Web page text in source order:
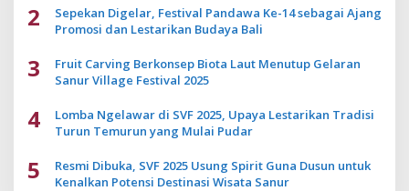
2
Sepekan Digelar, Festival Pandawa Ke-14 sebagai Ajang
Promosi dan Lestarikan Budaya Bali
3
Fruit Carving Berkonsep Biota Laut Menutup Gelaran
Sanur Village Festival 2025
4
Lomba Ngelawar di SVF 2025, Upaya Lestarikan Tradisi
Turun Temurun yang Mulai Pudar
5
Resmi Dibuka, SVF 2025 Usung Spirit Guna Dusun untuk
Kenalkan Potensi Destinasi Wisata Sanur